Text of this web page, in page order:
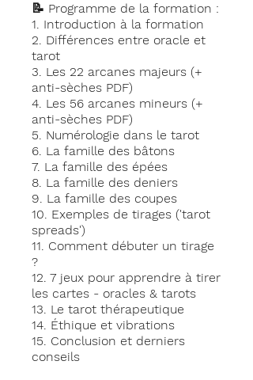
📝 Programme de la formation :
1. Introduction à la formation
2. Différences entre oracle et
tarot
3. Les 22 arcanes majeurs (+
anti-sèches PDF)
4. Les 56 arcanes mineurs (+
anti-sèches PDF)
5. Numérologie dans le tarot
6. La famille des bâtons
7. La famille des épées
8. La famille des deniers
9. La famille des coupes
10. Exemples de tirages ('tarot
spreads')
11. Comment débuter un tirage
?
12. 7 jeux pour apprendre à tirer
les cartes - oracles & tarots
13. Le tarot thérapeutique
14. Éthique et vibrations
15. Conclusion et derniers
conseils